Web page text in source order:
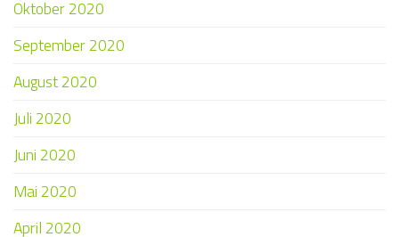
Oktober 2020
September 2020
August 2020
Juli 2020
Juni 2020
Mai 2020
April 2020